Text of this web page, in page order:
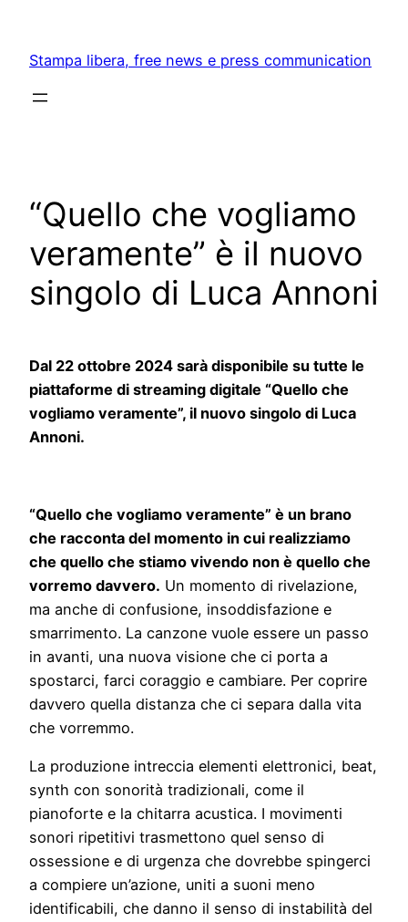
content
Stampa libera, free news e press communication
“Quello che vogliamo
veramente” è il nuovo
singolo di Luca Annoni
Dal 22 ottobre 2024 sarà disponibile su tutte le
piattaforme di streaming digitale “Quello che
vogliamo veramente”, il nuovo singolo di Luca
Annoni.
“Quello che vogliamo veramente” è un brano
che racconta del momento in cui realizziamo
che quello che stiamo vivendo non è quello che
vorremo davvero. Un momento di rivelazione,
ma anche di confusione, insoddisfazione e
smarrimento. La canzone vuole essere un passo
in avanti, una nuova visione che ci porta a
spostarci, farci coraggio e cambiare. Per coprire
davvero quella distanza che ci separa dalla vita
che vorremmo.
La produzione intreccia elementi elettronici, beat,
synth con sonorità tradizionali, come il
pianoforte e la chitarra acustica. I movimenti
sonori ripetitivi trasmettono quel senso di
ossessione e di urgenza che dovrebbe spingerci
a compiere un’azione, uniti a suoni meno
identificabili, che danno il senso di instabilità del